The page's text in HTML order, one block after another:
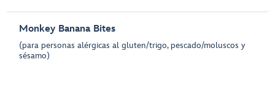
Monkey Banana Bites
(para personas alérgicas al gluten/trigo, pescado/moluscos y
sésamo)